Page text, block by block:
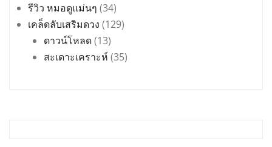
รีวิว หมอดูแม่นๆ (34)
เคล็ดลับเสริมดวง (129)
ดาวน์โหลด(13)
สะเดาะเคราะห์ (35)